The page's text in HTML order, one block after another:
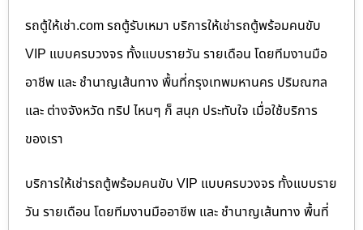
รถตู้ให้เช่า.com รถตู้รับเหมา บริการให้เช่ารถตู้พร้อมคนขับ
VIP แบบครบวงจร ทั้งแบบรายวัน รายเดือน โดยทีมงานมือ
อาชีพ และ ชำนาญเส้นทาง พื้นที่กรุงเทพมหานคร ปริมณฑล
และ ต่างจังหวัด ทริป ไหนๆ ก็ สนุก ประทับใจ เมื่อใช้บริการ
ของเรา
บริการให้เช่ารถตู้พร้อมคนขับ VIP แบบครบวงจร ทั้งแบบราย
วัน รายเดือน โดยทีมงานมืออาชีพ และ ชำนาญเส้นทาง พื้นที่